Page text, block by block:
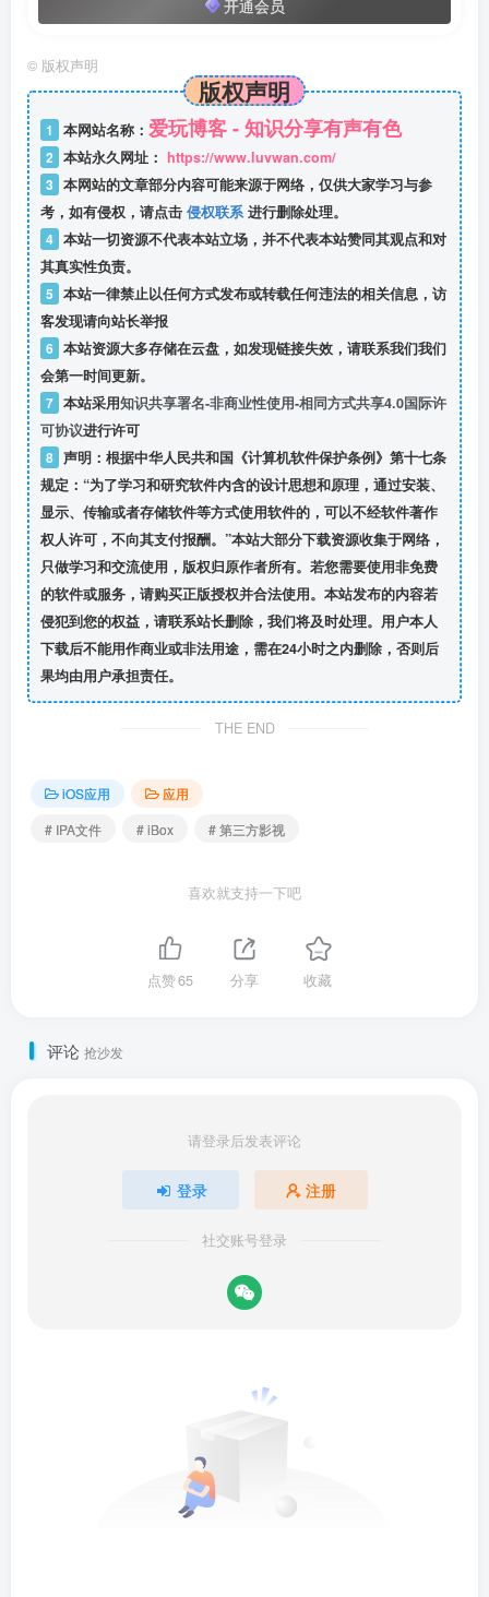
开通会员
© 版权声明
版权声明
1 本网站名称： 爱玩博客 - 知识分享有声有色
2 本站永久网址： https://www.luvwan.com/
3 本网站的文章部分内容可能来源于网络，仅供大家学习与参
考，如有侵权，请点击 侵权联系进行删除处理。
4 本站一切资源不代表本站立场，并不代表本站赞同其观点和对
其真实性负责。
5 本站一律禁止以任何方式发布或转载任何违法的相关信息，访
客发现请向站长举报
6 本站资源大多存储在云盘，如发现链接失效，请联系我们我们
会第一时间更新。
7 本站采用知识共享署名-非商业性使用-相同方式共享4.0国际许
可协议进行许可
8 声明：根据中华人民共和国《计算机软件保护条例》第十七条
规定：“为了学习和研究软件内含的设计思想和原理，通过安装、
显示、传输或者存储软件等方式使用软件的，可以不经软件著作
权人许可，不向其支付报酬。”本站大部分下载资源收集于网络，
只做学习和交流使用，版权归原作者所有。若您需要使用非免费
的软件或服务，请购买正版授权并合法使用。本站发布的内容若
侵犯到您的权益，请联系站长删除，我们将及时处理。用户本人
下载后不能用作商业或非法用途，需在24小时之内删除，否则后
果均由用户承担责任。
THE END
iOS应用
应用
# IPA文件
# iBox # 第三方影视
喜欢就支持一下吧
点赞65 分享 收藏
评论 抢沙发
请登录后发表评论
登录 注册
社交账号登录